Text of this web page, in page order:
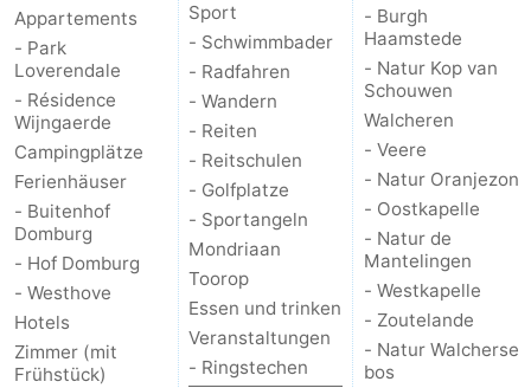
Appartements
- Park
Loverendale
- Résidence
Wijngaerde
Campingplätze
Ferienhäuser
- Buitenhof
Domburg
- Hof Domburg
- Westhove
Hotels
Zimmer (mit
Frühstück)
Sport
- Schwimmbader
- Radfahren
- Wandern
- Reiten
- Reitschulen
- Golfplatze
- Sportangeln
Mondriaan
Toorop
Essen und trinken
Veranstaltungen
- Ringstechen
- Burgh
Haamstede
- Natur Kop van
Schouwen
Walcheren
- Veere
- Natur Oranjezon
- Oostkapelle
- Natur de
Mantelingen
- Westkapelle
- Zoutelande
- Natur Walcherse
bos